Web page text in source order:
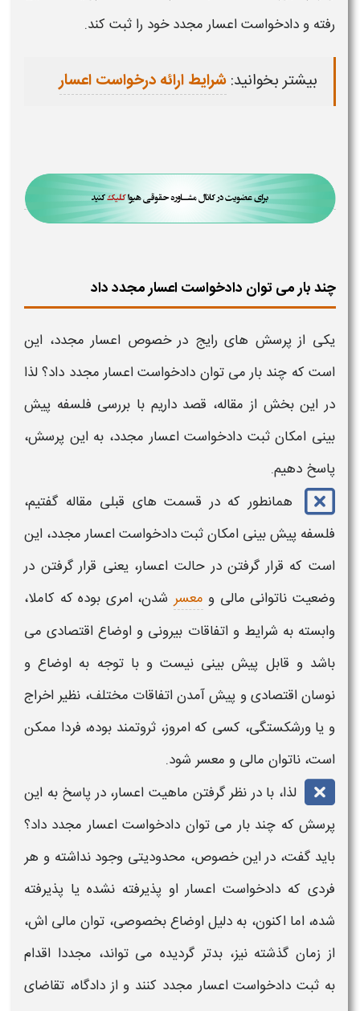
رفته ودادخواست اعسار مجددخود را ثبت کند.
بیشتر بخوانید:شرایط ارائه درخواست اعسار
چند بار می توان دادخواست اعسار مجدد داد
یکی از پرسش های رایج در خصوص اعسار مجدد، این
است که چند بار می توان دادخواست اعسار مجدد داد؟ لذا
در این بخش از مقاله، قصد داریم با بررسی فلسفه پیش
بینی امکان ثبت دادخواست اعسار مجدد، به این پرسش،
پاسخ دهیم.
همانطور که در قسمت های قبلی مقاله گفتیم،
فلسفه پیش بینی امکان ثبتدادخواست اعسار مجدد، این
است که قرار گرفتن در حالت اعسار،یعنی قرار گرفتن در
وضعیت ناتوانی مالی و معسر شدن، امری بوده که کاملا،
وابسته به شرایط و اتفاقات بیرونی و اوضاع اقتصادی می
باشد و قابل پیش بینی نیست و با توجه به اوضاع و
نوسان اقتصادی و پیش آمدن اتفاقات مختلف، نظیر اخراج
و یا ورشکستگی، کسی که امروز، ثروتمند بوده، فردا ممکن
است، ناتوان مالی و معسر شود.
لذا، با در نظر گرفتن ماهیت اعسار،در پاسخ به این
پرسش که چند بار می توان دادخواست اعسار مجدد داد؟
باید گفت، در این خصوص، محدودیتی وجود نداشته و هر
فردی که دادخواست اعسار او پذیرفته نشده یا پذیرفته
شده، اما اکنون، به دلیل اوضاع بخصوصی، توان مالی اش،
از زمان گذشته نیز، بدتر گردیده می تواند، مجددا اقدام
به ثبت دادخواست اعسار مجدد کنند و از دادگاه، تقاضای